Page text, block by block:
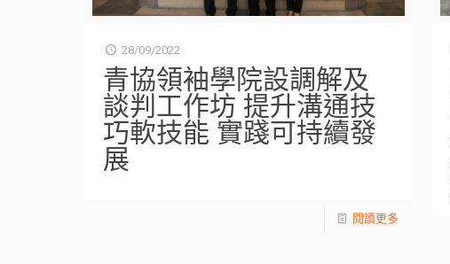
28/09/2022
青協領袖學院設調解及
談判工作坊 提升溝通技
巧軟技能 實踐可持續發
展
閱讀更多